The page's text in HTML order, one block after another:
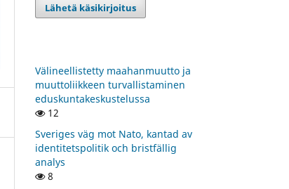
Lähetä käsikirjoitus
Välineellistetty maahanmuutto ja
muuttoliikkeen turvallistaminen
eduskuntakeskustelussa
12
Sveriges väg mot Nato, kantad av
identitetspolitik och bristfällig
analys
8